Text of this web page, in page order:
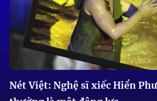
Nét Việt: Nghệ sĩ xiếc Hiển